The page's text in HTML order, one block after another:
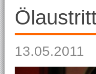
13.05.2011